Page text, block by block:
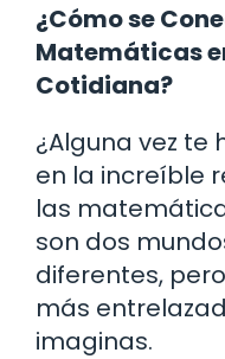
¿Cómo se
Matemáticas
Cotidiana?
¿Alguna vez
en la increíble
las
son dos
diferentes,
más
imaginas.